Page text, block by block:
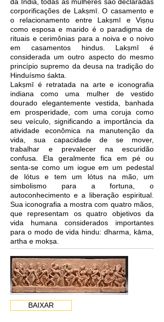
corporificações de Lakṣmī. O casamento e
o relacionamento entre Lakṣmī e Viṣṇu
como esposa e marido é o paradigma de
rituais e cerimônias para a noiva e o noivo
em casamentos hindus. Lakṣmī é
considerada um outro aspecto do mesmo
princípio supremo da deusa na tradição do
Hinduísmo śakta.
Lakṣmī é retratada na arte e iconografia
indiana como uma mulher de vestido
dourado elegantemente vestida, banhada
em prosperidade, com uma coruja como
seu veículo, significando a importância da
atividade econômica na manutenção da
vida, sua capacidade de se mover,
trabalhar e prevalecer na escuridão
confusa. Ela geralmente fica em pé ou
senta-se como um iogue em um pedestal
de lótus e tem um lótus na mão, um
simbolismo para a fortuna, o
autoconhecimento e a liberação espiritual.
Sua iconografia a mostra com quatro mãos,
que representam os quatro objetivos da
vida humana considerados importantes
para o modo de vida hindu: dharma, kāma,
artha e mokṣa.
BAIXAR